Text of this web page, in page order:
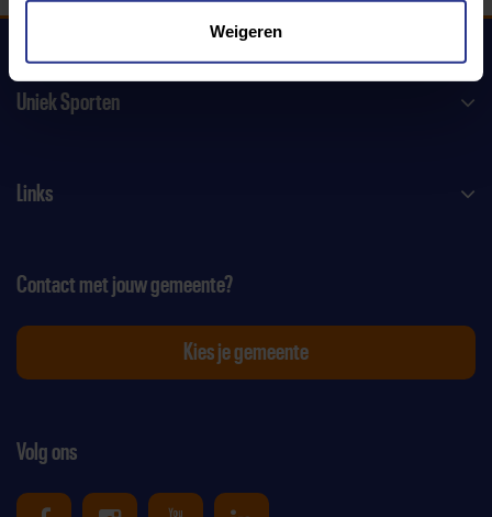
Weigeren
Uniek Sporten
Links
Volg ons
Contact met jouw gemeente?
Kies je gemeente